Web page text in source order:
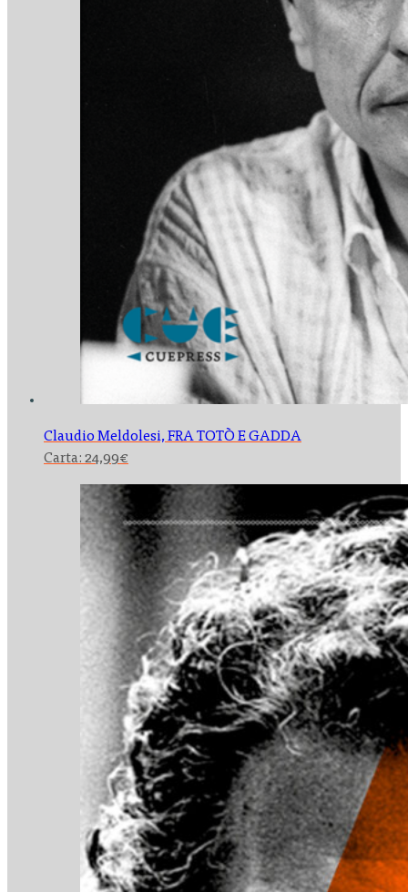
Claudio Meldolesi,FRA TOTÒ E GADDA
Carta: 24,99€